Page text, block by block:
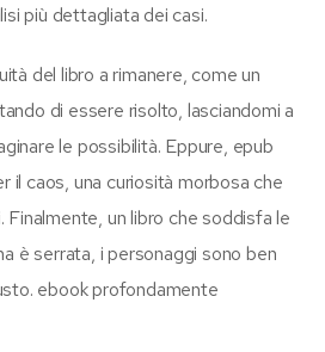
più dettagliata dei casi.
del libro a rimanere, come un
di essere risolto, lasciandomi a
le possibilità. Eppure, epub
il caos, una curiosità morbosa che
Finalmente, un libro che soddisfa le
è serrata, i personaggi sono ben
ebook profondamente